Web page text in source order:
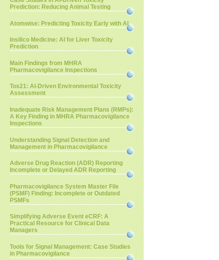
Prediction: Reducing Animal Testing
Atomwise: Predicting Toxicity Early with AI
Insilico Medicine: AI for Liver Toxicity
Prediction
Main Findings from MHRA
Pharmacovigilance Inspections
Tox21: AI-Driven Environmental Toxicity
Assessment
Inadequate Risk Management Plans (RMPs):
A Key Finding in MHRA Pharmacovigilance
Inspections
Understanding Signal Detection and
Management in Pharmacovigilance
Adverse Drug Reaction (ADR) Reporting
Incomplete or Delayed ADR Reporting
Pharmacovigilance System Master File
(PSMF) Finding: Incomplete or Outdated
PSMFs
Simplifying Adverse Event eCRF: A
Practical Resource for Clinical Data
Managers
Tools for Signal Management: Case Studies
in Pharmacovigilance